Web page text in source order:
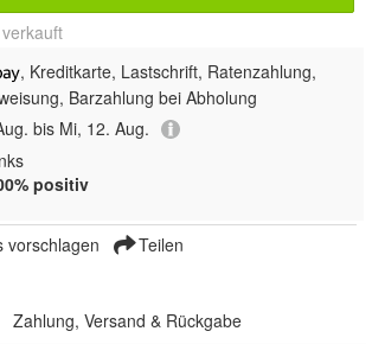
verkauft
, Kreditkarte, Lastschrift, Ratenzahlung,
Barzahlung bei Abholung
bis Mi, 12. Aug.
positiv
vorschlagen Teilen
Zahlung, Versand & Rückgabe